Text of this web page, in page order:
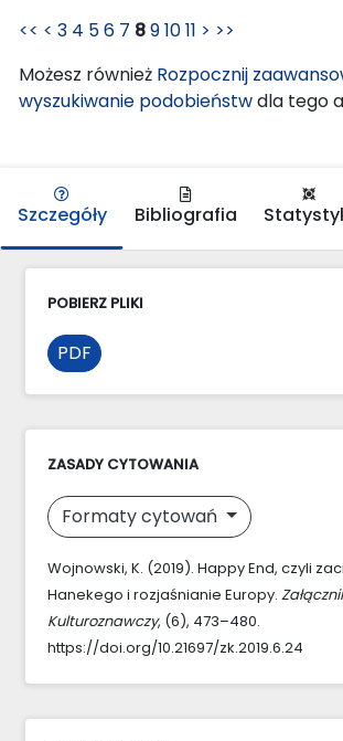
<< < 3 4 56 7 891011 > >>
Możesz również Rozpocznij
wyszukiwanie podobieństwdla tego
Szczegóły Bibliografia
POBIERZ PLIKI
PDF
ZASADY CYTOWANIA
Formaty cytowań
Wojnowski, K. (2019). Happy End, czyli
Hanekego i rozjaśnianie Europy.
Kulturoznawczy, (6), 473–480.
https://doi.org/10.21697/zk.2019.6.24